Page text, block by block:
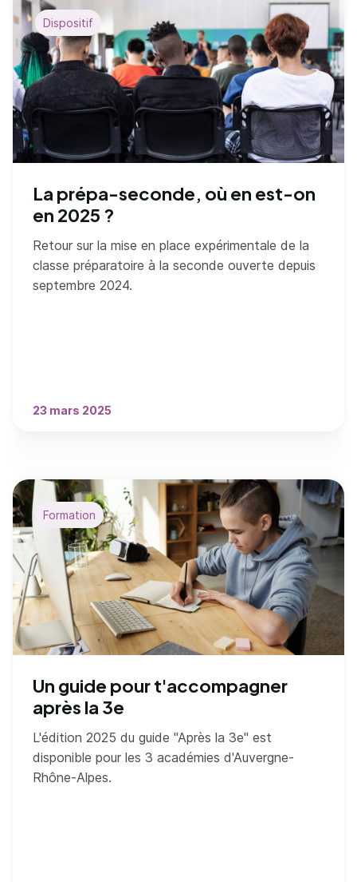
La prépa-seconde, où en est-on
en 2025 ?
Retour sur la mise en place expérimentale de la
classe préparatoire à la seconde ouverte depuis
septembre 2024.
23 mars 2025
Dispositif
Un guide pour t'accompagner
après la 3e
L'édition 2025 du guide "Après la 3e" est
disponible pour les 3 académies d'Auvergne-
Rhône-Alpes.
Formation